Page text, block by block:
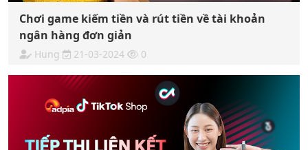
Chơi game kiếm tiền và rút tiền về tài khoản
ngân hàng đơn giản
Hung 21-03-2024 0